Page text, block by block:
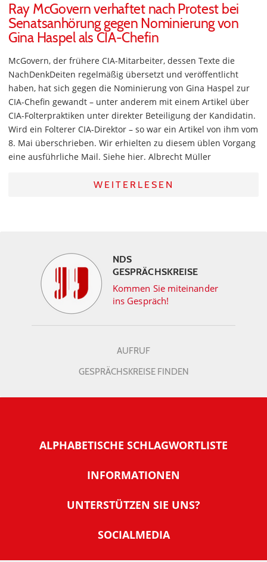
Ray McGovern verhaftet nach Protest bei
Senatsanhörung gegen Nominierung von
Gina Haspel als CIA-Chefin
McGovern, der frühere CIA-Mitarbeiter, dessen Texte die
NachDenkDeiten regelmäßig übersetzt und veröffentlicht
haben, hat sich gegen die Nominierung von Gina Haspel zur
CIA-Chefin gewandt – unter anderem mit einem Artikel über
CIA-Folterpraktiken unter direkter Beteiligung der Kandidatin.
Wird ein Folterer CIA-Direktor – so war ein Artikel von ihm vom
8. Mai überschrieben. Wir erhielten zu diesem üblen Vorgang
eine ausführliche Mail. Siehe hier. Albrecht Müller
WEITERLESEN
NDS
GESPRÄCHSKREISE
Kommen Sie miteinander
ins Gespräch!
AUFRUF
GESPRÄCHSKREISE FINDEN
ALPHABETISCHE SCHLAGWORTLISTE
INFORMATIONEN
Warum NachDenkSeiten
Tipps zur Nutzung der NachDenkSeiten
Banner und E-Mail-Signaturen
UNTERSTÜTZEN SIE UNS?
SOCIALMEDIA